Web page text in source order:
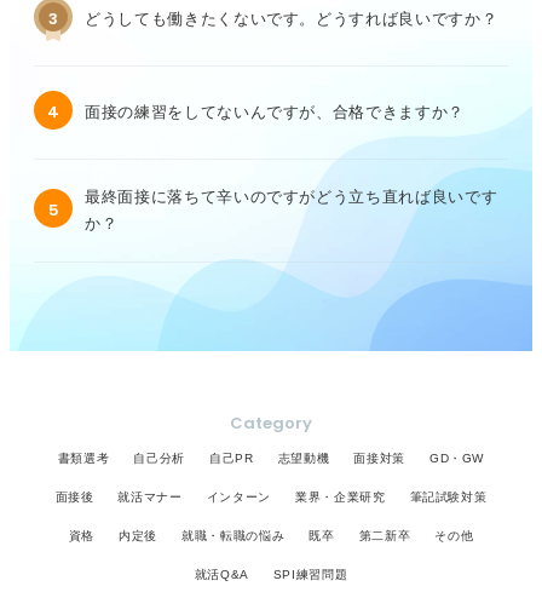
3 どうしても働きたくないです。どうすれば良いですか？
4 面接の練習をしてないんですが、合格できますか？
5
最終面接に落ちて辛いのですがどう立ち直れば良いです
か？
Category
書類選考 自己分析 自己PR 志望動機 面接対策 GD・GW
面接後 就活マナー インターン 業界・企業研究 筆記試験対策
資格 内定後 就職・転職の悩み 既卒 第二新卒 その他
就活Q&A SPI練習問題